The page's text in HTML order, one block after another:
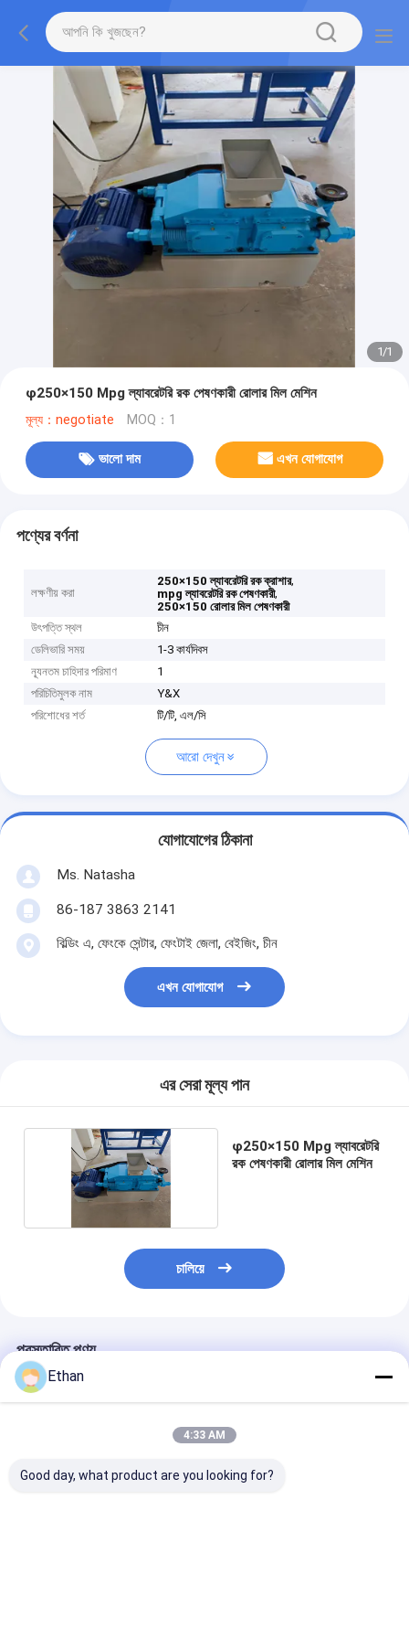
1/1
φ250×150 Mpg ল্যাবরেটরি রক পেষণকারী রোলার মিল মেশিন
মূল্য：negotiate MOQ：1
ভালো দাম এখন যোগাযোগ
পণ্যের বর্ণনা
লক্ষণীয় করা
250×150 ল্যাবরেটরি রক ক্রাশার,
mpg ল্যাবরেটরি রক পেষণকারী,
250×150 রোলার মিল পেষণকারী
উৎপত্তি স্থল
চীন
ডেলিভারি সময়
1-3 কার্যদিবস
ন্যূনতম চাহিদার পরিমাণ
1
পরিচিতিমুলক নাম
Y&X
পরিশোধের শর্ত
টি/টি, এল/সি
আরো দেখুন
যোগাযোগের ঠিকানা
Ms. Natasha
86-187 3863 2141
বিল্ডিং এ, ফেংকে সেন্টার, ফেংটাই জেলা, বেইজিং, চীন
এখন যোগাযোগ
এর সেরা মূল্য পান
φ250×150 Mpg ল্যাবরেটরি
রক পেষণকারী রোলার মিল মেশিন
চালিয়ে
প্রস্তাবিত পণ্য
Ethan
4:33 AM
Good day, what product are you looking for?